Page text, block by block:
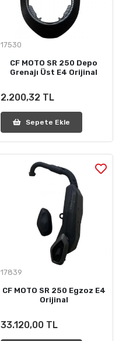
17530
CF MOTO SR 250 Depo
Grenajı Üst E4 Orijinal
2.200,32 TL
Sepete Ekle
17839
CF MOTO SR 250 Egzoz E4
Orijinal
33.120,00 TL